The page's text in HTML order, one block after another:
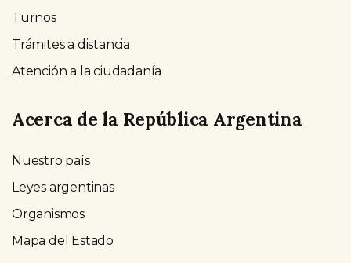
Turnos
Trámites a distancia
Atención a la ciudadanía
Acerca de la República Argentina
Nuestro país
Leyes argentinas
Organismos
Mapa del Estado